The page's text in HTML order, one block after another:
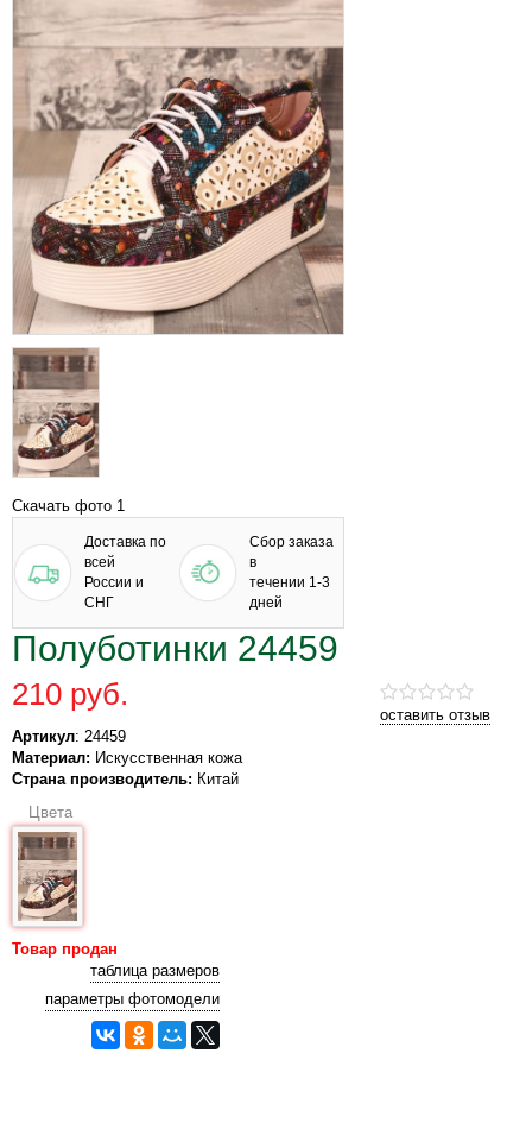
Скачать фото 1
Доставка по
всей
России и
СНГ
Сбор заказа
в
течении 1-3
дней
Полуботинки 24459
оставить отзыв
210 руб.
Артикул: 24459
Материал: Искусственная кожа
Страна производитель: Китай
Цвета
Товар продан
таблица размеров
параметры фотомодели